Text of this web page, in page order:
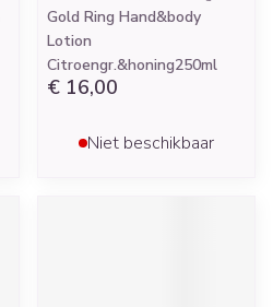
Gold Ring Hand&body
Lotion
Citroengr.&honing250ml
€ 16,00
Niet beschikbaar